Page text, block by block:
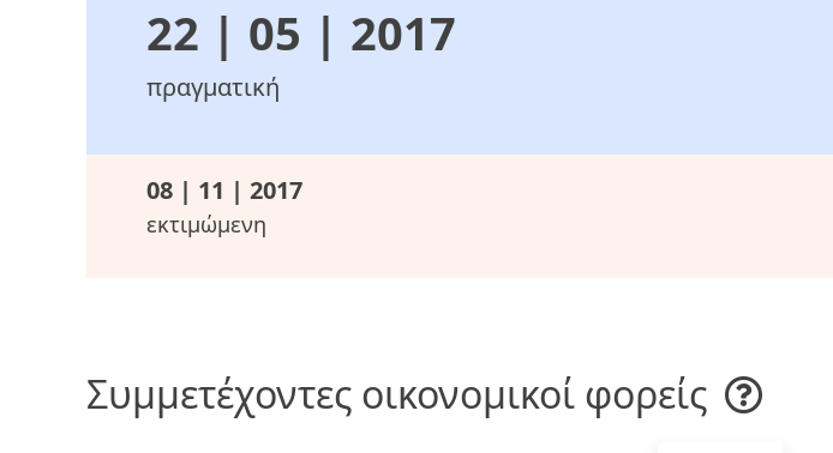
22 | 05 | 2017
πραγματική
08 | 11 | 2017
εκτιμώμενη
Συμμετέχοντες οικονομικοί φορείς